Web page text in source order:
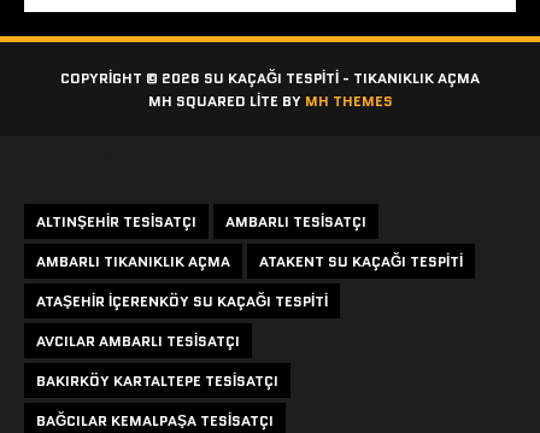
COPYRIGHT © 2026 SU KAÇAĞI TESPITI - TIKANIKLIK AÇMA
MH SQUARED LITE BY MH THEMES
ALTINŞEHIR TESISATÇI
AMBARLI TESISATÇI
AMBARLI TIKANIKLIK AÇMA
ATAKENT SU KAÇAĞI TESPITI
ATAŞEHIR IÇERENKÖY SU KAÇAĞI TESPITI
AVCILAR AMBARLI TESISATÇI
BAKIRKÖY KARTALTEPE TESISATÇI
BAĞCILAR KEMALPAŞA TESISATÇI